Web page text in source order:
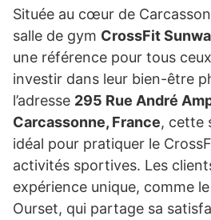
Située au cœur de
salle de gym CrossFit
une référence pour tous
investir dans leur bien-être
l’adresse 295 Rue André
Carcassonne, France, cette
idéal pour pratiquer le
activités sportives. Les
expérience unique, comme
Ourset, qui partage sa